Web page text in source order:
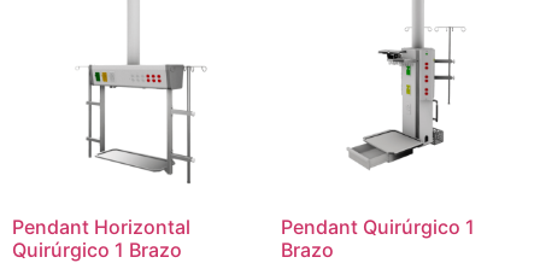
Pendant Horizontal
Quirúrgico 1 Brazo
Pendant Quirúrgico 1
Brazo